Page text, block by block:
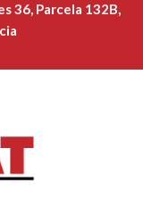
36, Parcela 132B,